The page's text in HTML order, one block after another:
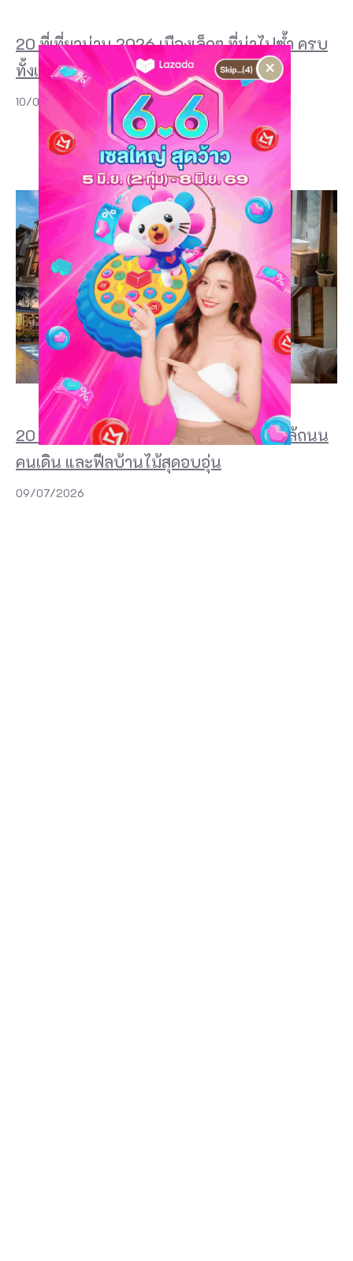
20 ที่เที่ยวน่าน 2026 เมืองเล็กๆ ที่น่าไปซ้ำ ครบ
ทั้งเมืองเก่า วัดดัง และธรรชาติ!
10/07/2026
20 ที่พักเชียงคาน 2026 สวย ๆ ริมโขง ใกล้ถนน
คนเดิน และฟีลบ้านไม้สุดอบอุ่น
09/07/2026
×